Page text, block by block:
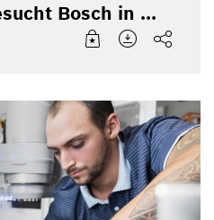
Bosch in ...